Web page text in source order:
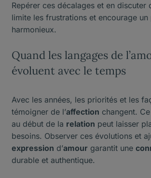
Repérer ces décalages et en discuter
limite les frustrations et encourage un
harmonieux.
Quand les langages de
évoluent avec le temps
Avec les années, les priorités et les
témoigner de l’affection changent.
au début de la relation peut laisser
besoins. Observer ces évolutions et
expression d’amour garantit une
durable et authentique.